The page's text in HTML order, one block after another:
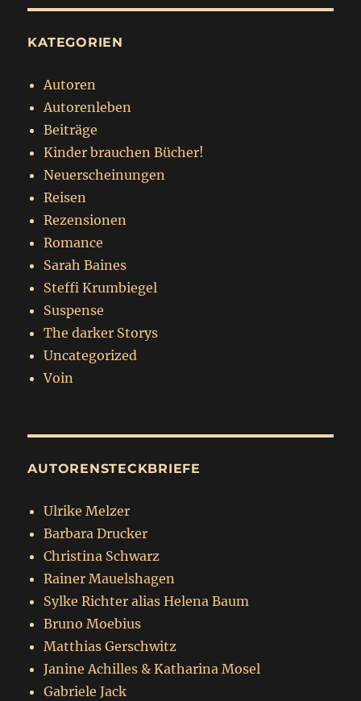
KATEGORIEN
Autoren
Autorenleben
Beiträge
Kinder brauchen Bücher!
Neuerscheinungen
Reisen
Rezensionen
Romance
Sarah Baines
Steffi Krumbiegel
Suspense
The darker Storys
Uncategorized
Voin
AUTORENSTECKBRIEFE
Ulrike Melzer
Barbara Drucker
Christina Schwarz
Rainer Mauelshagen
Sylke Richter alias Helena Baum
Bruno Moebius
Matthias Gerschwitz
Janine Achilles & Katharina Mosel
Gabriele Jack